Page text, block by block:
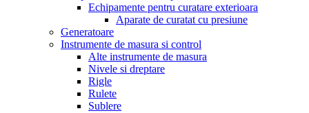
Echipamente pentru curatare exterioara
Aparate de curatat cu presiune
Generatoare
Instrumente de masura si control
Alte instrumente de masura
Nivele si dreptare
Rigle
Rulete
Sublere